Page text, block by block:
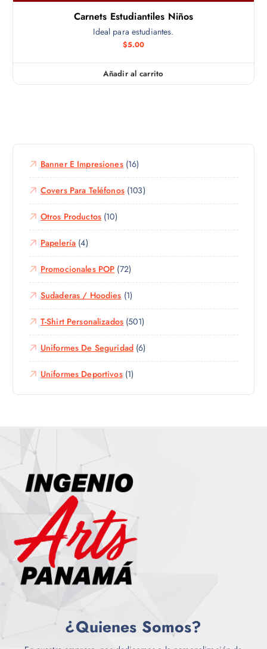
Carnets Estudiantiles Niños
Ideal para estudiantes.
$5.00
Añadir al carrito
Banner E Impresiones(16)
Covers Para Teléfonos(103)
Otros Productos(10)
Papelería (4)
Promocionales POP (72)
Sudaderas / Hoodies (1)
T-Shirt Personalizados(501)
Uniformes De Seguridad(6)
Uniformes Deportivos(1)
¿Quienes Somos?